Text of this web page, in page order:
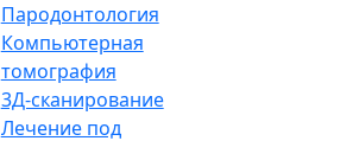
Пародонтология
Компьютерная
томография
3Д-сканирование
Лечение под